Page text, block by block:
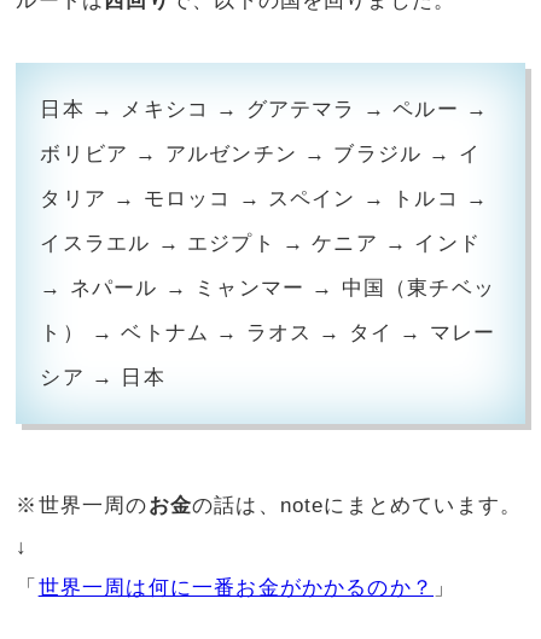
日本 → メキシコ → グアテマラ → ペルー →
ボリビア → アルゼンチン → ブラジル → イ
タリア → モロッコ → スペイン → トルコ →
イスラエル → エジプト → ケニア → インド
→ ネパール → ミャンマー → 中国（東チベッ
ト） → ベトナム → ラオス → タイ → マレー
シア → 日本
※世界一周のお金の話は、noteにまとめています。
↓
「 世界一周は何に一番お金がかかるのか？ 」